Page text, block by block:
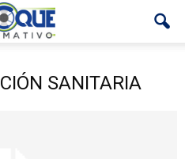
SANITARIA